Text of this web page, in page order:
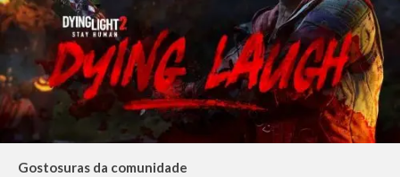
Gostosuras da comunidade